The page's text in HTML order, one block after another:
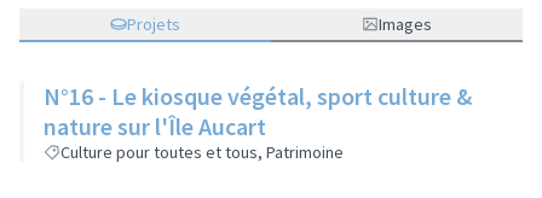
Projets Images
N°16 - Le kiosque végétal, sport culture &
nature sur l'Île Aucart
Culture pour toutes et tous, Patrimoine